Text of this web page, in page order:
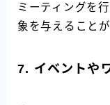
ミーティングを
象を与えることが
7. イベントや